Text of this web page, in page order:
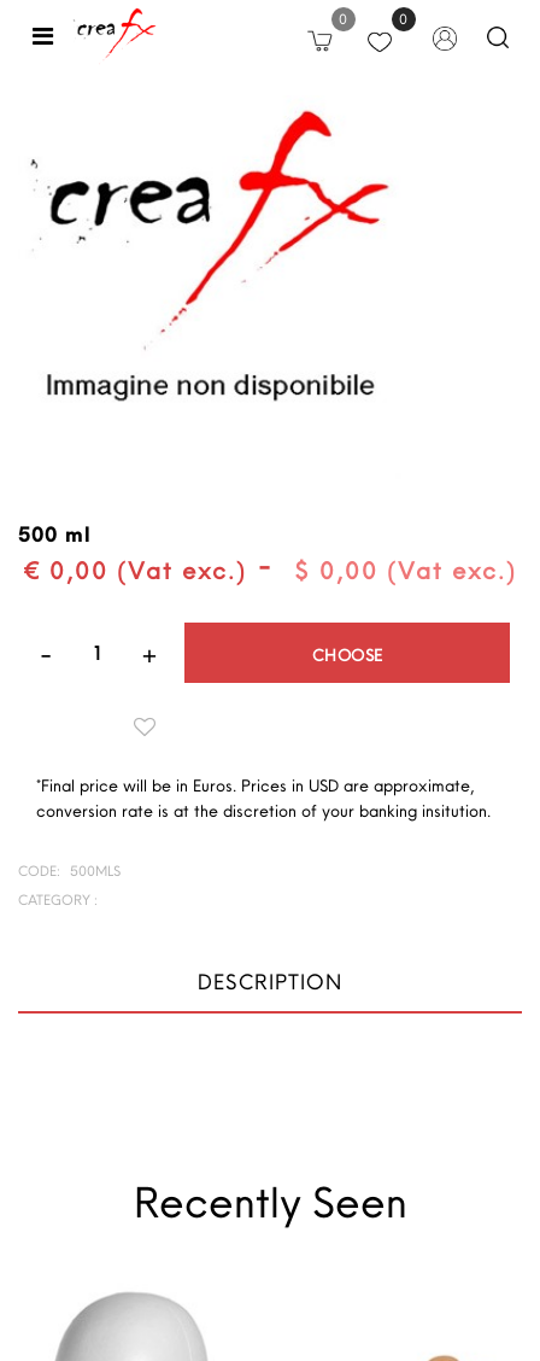
Open 0 0
500 ml
€ 0,00 (Vat exc.) - $ 0,00 (Vat exc.)
CHOOSE
*Final price will be in Euros. Prices in USD are approximate,
conversion rate is at the discretion of your banking insitution.
CODE:
500MLS
CATEGORY :
DESCRIPTION
Recently Seen